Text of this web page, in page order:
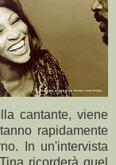
cantante, viene
rapidamente
In un'intervista
ricorderà quel